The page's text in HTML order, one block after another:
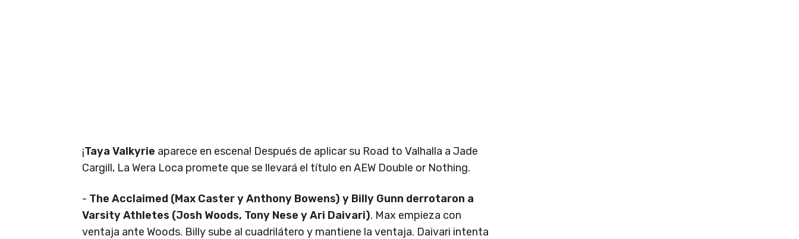
¡Taya Valkyrie aparece en escena! Después de aplicar su Road to Valhalla a Jade
Cargill, La Wera Loca promete que se llevará el título en AEW Double or Nothing.
- The Acclaimed (Max Caster y Anthony Bowens) y Billy Gunn derrotaron a
Varsity Athletes (Josh Woods, Tony Nese y Ari Daivari). Max empieza con
ventaja ante Woods. Billy sube al cuadrilátero y mantiene la ventaja. Daivari intenta